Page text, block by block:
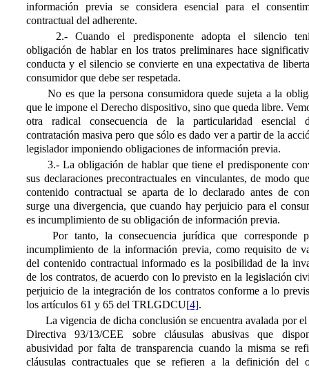
información previa se considera esencial para el
contractual del adherente.
2.- Cuando el predisponente adopta el silencio
obligación de hablar en los tratos preliminares hace
conducta y el silencio se convierte en una expectativa de
consumidor que debe ser respetada.
No es que la persona consumidora quede sujeta a la
que le impone el Derecho dispositivo, sino que queda libre.
otra radical consecuencia de la particularidad esencial
contratación masiva pero que sólo es dado ver a partir de la
legislador imponiendo obligaciones de información previa.
3.- La obligación de hablar que tiene el predisponente
sus declaraciones precontractuales en vinculantes, de modo
contenido contractual se aparta de lo declarado antes de
surge una divergencia, que cuando hay perjuicio para el
es incumplimiento de su obligación de información previa.
Por tanto, la consecuencia jurídica que corresponde
incumplimiento de la información previa, como requisito de
del contenido contractual informado es la posibilidad de la
de los contratos, de acuerdo con lo previsto en la legislación
perjuicio de la integración de los contratos conforme a lo
los artículos 61 y 65 del TRLGDCU[4].
La vigencia de dicha conclusión se encuentra avalada por
Directiva 93/13/CEE sobre cláusulas abusivas que
abusividad por falta de transparencia cuando la misma se
cláusulas contractuales que se refieren a la definición del